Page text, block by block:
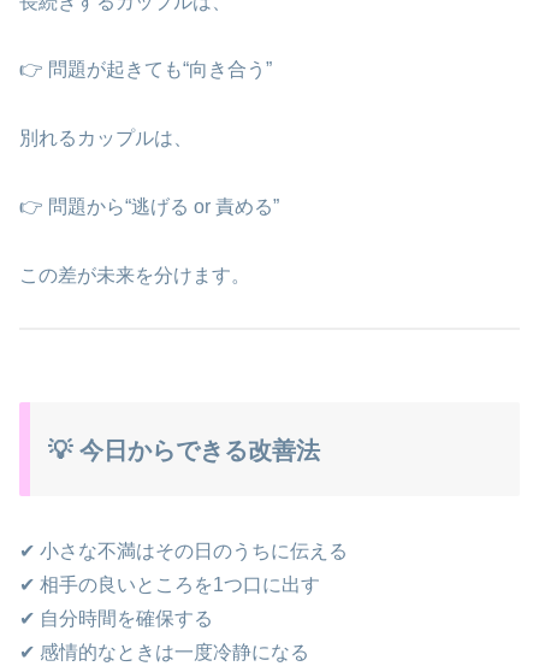
👉 問題が起きても“向き合う”
別れるカップルは、
👉 問題から“逃げる or 責める”
この差が未来を分けます。
💡 今日からできる改善法
✔ 小さな不満はその日のうちに伝える
✔ 相手の良いところを1つ口に出す
✔ 自分時間を確保する
✔ 感情的なときは一度冷静になる